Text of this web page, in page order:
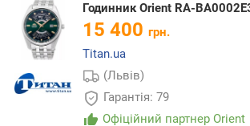
Годинник Orient RA-
15 400 грн.
Titan.ua
(Львів)
Гарантія: 79
Офіційний партнер Orient